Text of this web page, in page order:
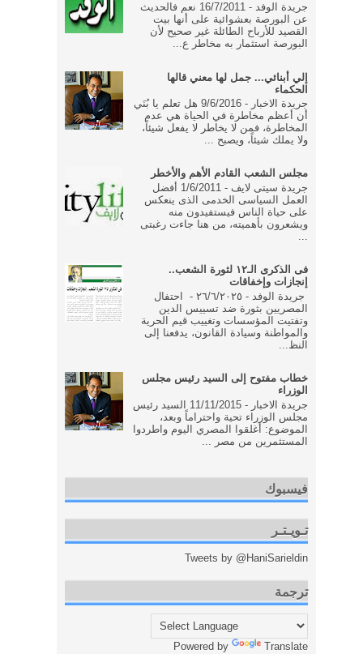
جريدة الوفد - 16/7/2011 نعم فالحديث
عن البورصة بعشوائية على أنها بيت
القصيد للأرباح الطائلة غير صحيح لأن
البورصة استثمار به مخاطر ع...
إلي أبنائي... جمل لها معني قالها
الحكماء
جريدة الاخبار - 9/6/2016 هل تعلم يا بُنَي
أن أعظم مخاطرة في الحياة هي عدم
المخاطرة، فمن لا يخاطر لا يفعل شيئاً،
ولا يملك شيئاً، ويصبح ...
مجلس الشعب القادم الأهم والأخطر
جريدة سيتى لايف - 1/6/2011 أفضل
العمل السياسى الخدمى الذى ينعكس
على حياة الناس فيستفيدون منه
ويشعرون بأهميته، من هنا جاءت رغبتى
فى الذكرى الـ١٢ لثورة الشعب..
إنجازات وإخفاقات
جريدة الوفد - ٢٦/٦/٢٠٢٥ - احتفال
المصريين بثورة ضد تسييس الدين
وتفتيت المؤسسات وتغييب قيم الحرية
والمواطنة وسيادة القانون، يدفعنا إلى
النظ...
خطاب مفتوح إلى السيد رئيس مجلس
الوزراء
جريدة الاخبار - 11/11/2015 السيد رئيس
مجلس الوزراء تحية واحتراماً وبعد،
الموضوع: أغلقوا المصري اليوم واطردوا
المستثمرين من مصر ...
فيسبوك
تـويـتـر
Tweets by @HaniSarieldin
ترجمة
Powered by Translate